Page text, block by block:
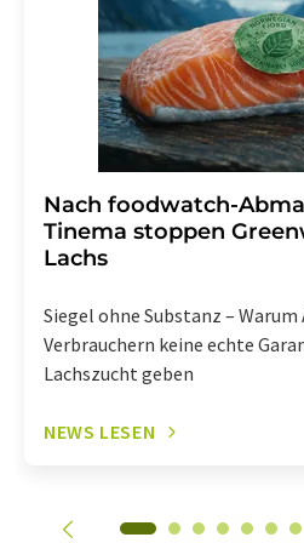
Abbestellung des entsprechenden
enthalten.
Nach foodwatch-
Tinema stoppen
Lachs
Siegel ohne Substanz – Warum
Verbrauchern keine echte
Lachszucht geben
NEWS LESEN